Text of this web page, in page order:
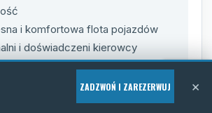
i komfortowa flota pojazdów
i doświadczeni kierowcy
i szybka rezerwacja
i terminowość przejazdów
ZADZWOŃ I ZAREZERWUJ ×